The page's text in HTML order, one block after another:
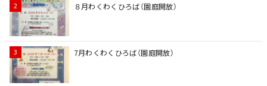
８月わくわくひろば（園庭開放）
7月わくわくひろば（園庭開放）